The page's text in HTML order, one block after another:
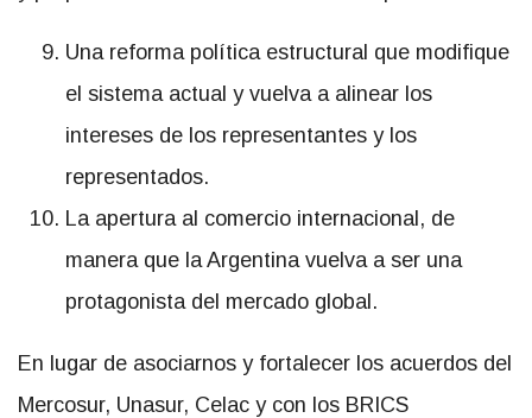
Una reforma política estructural que modifique
el sistema actual y vuelva a alinear los
intereses de los representantes y los
representados.
La apertura al comercio internacional, de
manera que la Argentina vuelva a ser una
protagonista del mercado global.
En lugar de asociarnos y fortalecer los acuerdos del
Mercosur, Unasur, Celac y con los BRICS